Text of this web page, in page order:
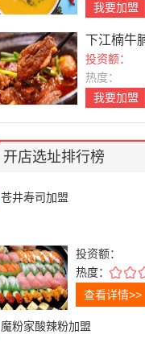
我要加盟
下江楠牛
投资额：
热度：
我要加盟
开店选址排行榜
苍井寿司加盟
投资额：
热度：
查看详情>>
魔粉家酸辣粉加盟